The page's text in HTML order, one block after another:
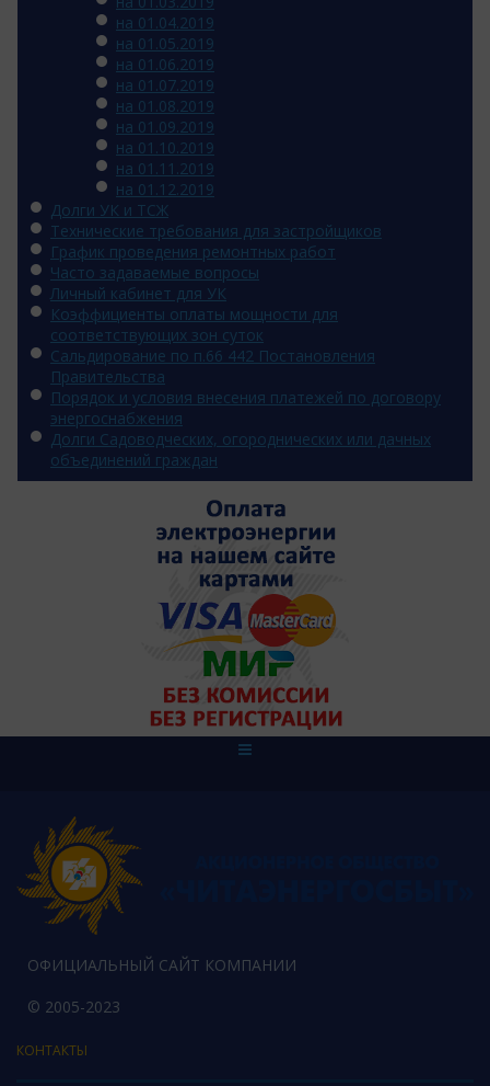
на 01.04.2019
на 01.05.2019
на 01.06.2019
на 01.07.2019
на 01.08.2019
на 01.09.2019
на 01.10.2019
на 01.11.2019
на 01.12.2019
Долги УК и ТСЖ
Технические требования для застройщиков
График проведения ремонтных работ
Часто задаваемые вопросы
Личный кабинет для УК
Коэффициенты оплаты мощности для
соответствующих зон суток
Сальдирование по п.66 442 Постановления
Правительства
Порядок и условия внесения платежей по договору
энергоснабжения
Долги Садоводческих, огороднических или дачных
объединений граждан
ОФИЦИАЛЬНЫЙ САЙТ КОМПАНИИ
© 2005-2023
КОНТАКТЫ